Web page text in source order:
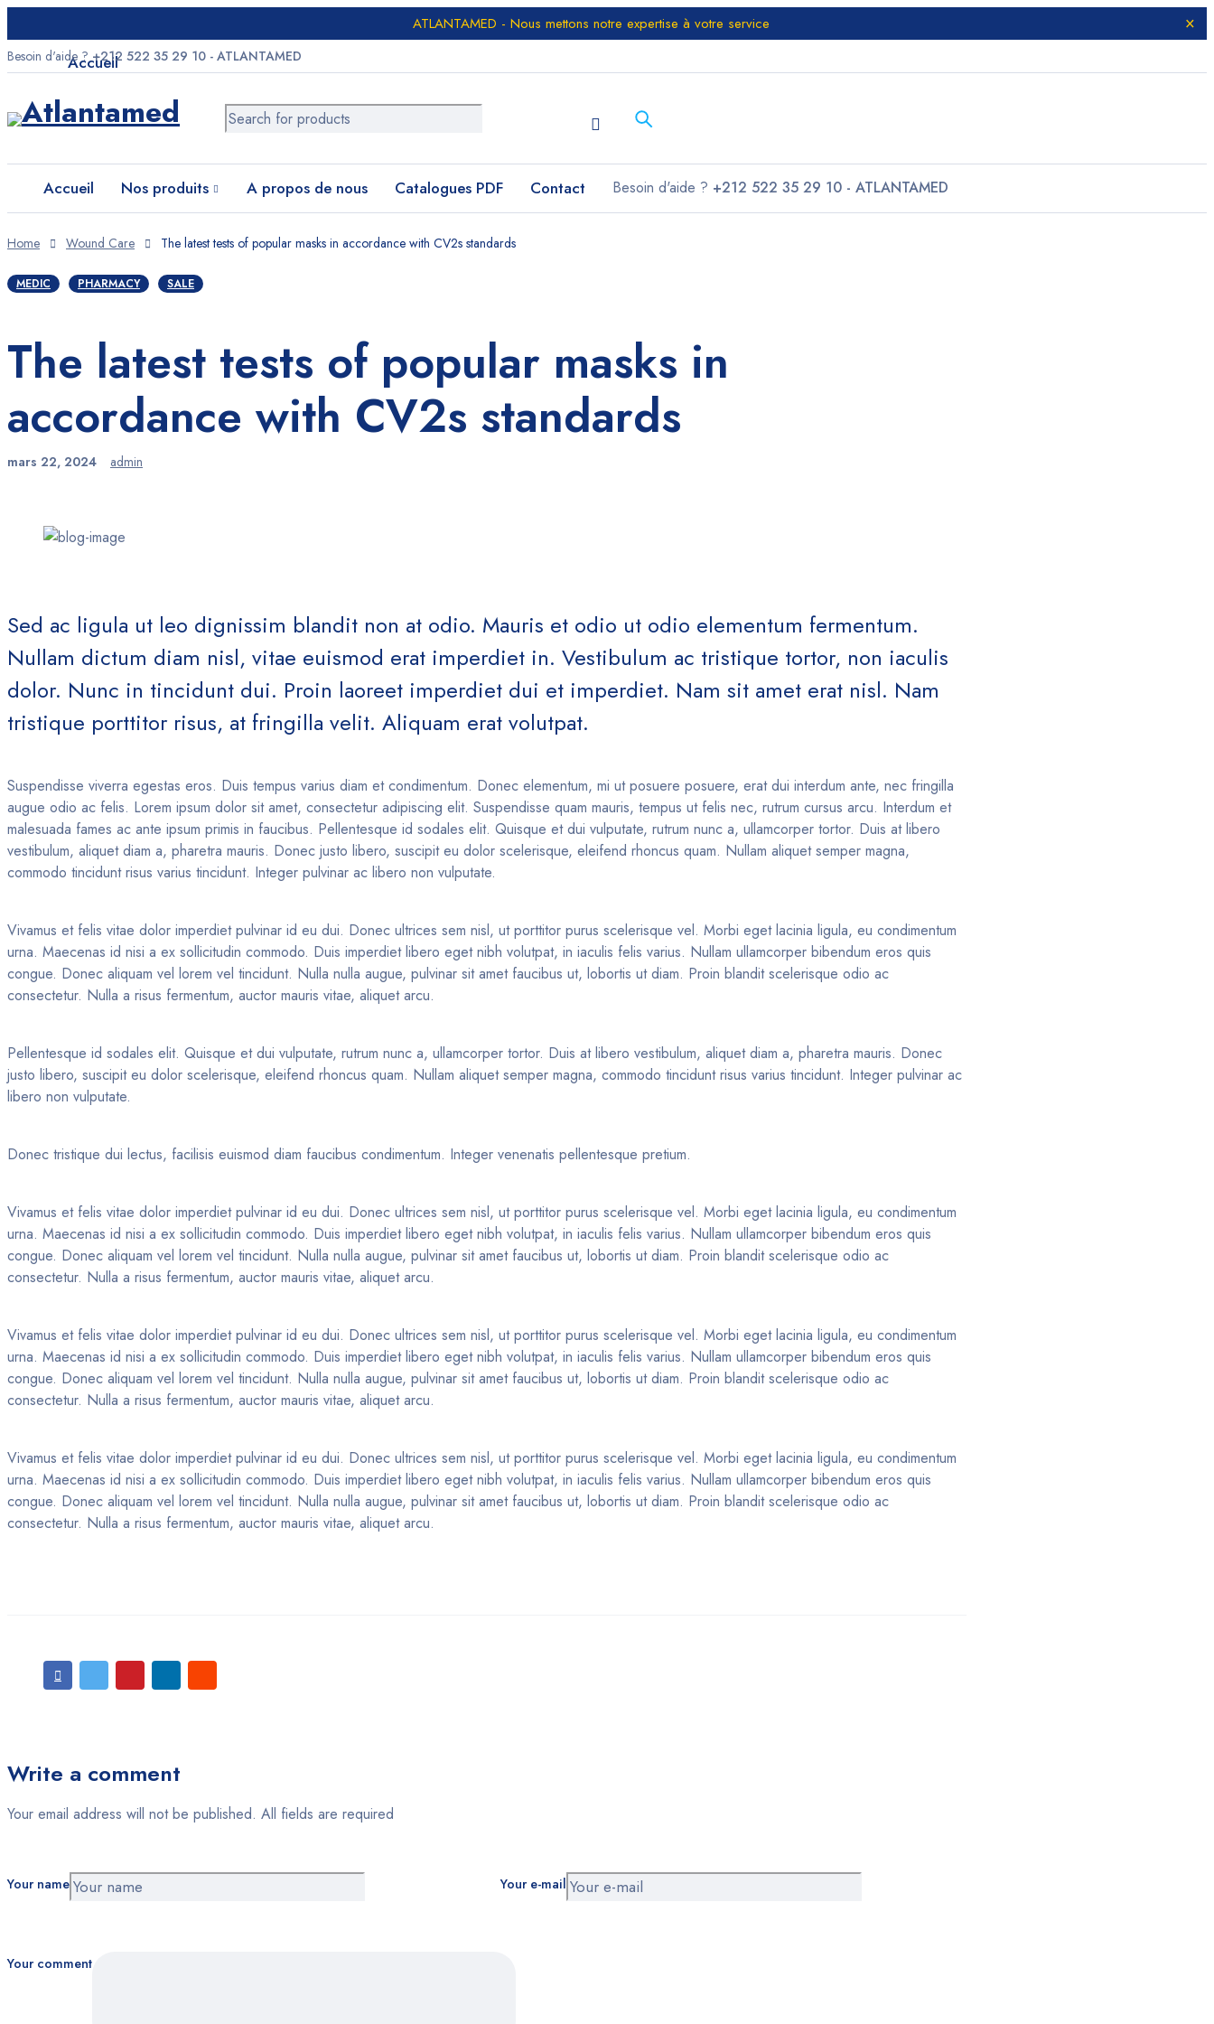
ATLANTAMED - Nous mettons notre expertise à votre service
Accueil
Nos produits
Catalogues PDF
Besoin d'aide ?+212 522 35 29 10 - ATLANTAMED
Besoin d'aide ?+212 522 35 29 10 - ATLANTAMED
Accueil Nos produits A propos de nous Catalogues PDF Contact Besoin d'aide ? +212 522 35 29 10 - ATLANTAMED
Home Wound Care The latest tests of popular masks in accordance with CV2s standards
MEDIC PHARMACY SALE
The latest tests of popular masks in
accordance with CV2s standards
mars 22, 2024 admin
Sed ac ligula ut leo dignissim blandit non at odio. Mauris et odio ut odio elementum fermentum.
Nullam dictum diam nisl, vitae euismod erat imperdiet in. Vestibulum ac tristique tortor, non iaculis
dolor. Nunc in tincidunt dui. Proin laoreet imperdiet dui et imperdiet. Nam sit amet erat nisl. Nam
tristique porttitor risus, at fringilla velit. Aliquam erat volutpat.
Suspendisse viverra egestas eros. Duis tempus varius diam et condimentum. Donec elementum, mi ut posuere posuere, erat dui interdum ante, nec fringilla
augue odio ac felis. Lorem ipsum dolor sit amet, consectetur adipiscing elit. Suspendisse quam mauris, tempus ut felis nec, rutrum cursus arcu. Interdum et
malesuada fames ac ante ipsum primis in faucibus. Pellentesque id sodales elit. Quisque et dui vulputate, rutrum nunc a, ullamcorper tortor. Duis at libero
vestibulum, aliquet diam a, pharetra mauris. Donec justo libero, suscipit eu dolor scelerisque, eleifend rhoncus quam. Nullam aliquet semper magna,
commodo tincidunt risus varius tincidunt. Integer pulvinar ac libero non vulputate.
Vivamus et felis vitae dolor imperdiet pulvinar id eu dui. Donec ultrices sem nisl, ut porttitor purus scelerisque vel. Morbi eget lacinia ligula, eu condimentum
urna. Maecenas id nisi a ex sollicitudin commodo. Duis imperdiet libero eget nibh volutpat, in iaculis felis varius. Nullam ullamcorper bibendum eros quis
congue. Donec aliquam vel lorem vel tincidunt. Nulla nulla augue, pulvinar sit amet faucibus ut, lobortis ut diam. Proin blandit scelerisque odio ac
consectetur. Nulla a risus fermentum, auctor mauris vitae, aliquet arcu.
Pellentesque id sodales elit. Quisque et dui vulputate, rutrum nunc a, ullamcorper tortor. Duis at libero vestibulum, aliquet diam a, pharetra mauris. Donec
justo libero, suscipit eu dolor scelerisque, eleifend rhoncus quam. Nullam aliquet semper magna, commodo tincidunt risus varius tincidunt. Integer pulvinar ac
libero non vulputate.
Donec tristique dui lectus, facilisis euismod diam faucibus condimentum. Integer venenatis pellentesque pretium.
Vivamus et felis vitae dolor imperdiet pulvinar id eu dui. Donec ultrices sem nisl, ut porttitor purus scelerisque vel. Morbi eget lacinia ligula, eu condimentum
urna. Maecenas id nisi a ex sollicitudin commodo. Duis imperdiet libero eget nibh volutpat, in iaculis felis varius. Nullam ullamcorper bibendum eros quis
congue. Donec aliquam vel lorem vel tincidunt. Nulla nulla augue, pulvinar sit amet faucibus ut, lobortis ut diam. Proin blandit scelerisque odio ac
consectetur. Nulla a risus fermentum, auctor mauris vitae, aliquet arcu.
Vivamus et felis vitae dolor imperdiet pulvinar id eu dui. Donec ultrices sem nisl, ut porttitor purus scelerisque vel. Morbi eget lacinia ligula, eu condimentum
urna. Maecenas id nisi a ex sollicitudin commodo. Duis imperdiet libero eget nibh volutpat, in iaculis felis varius. Nullam ullamcorper bibendum eros quis
congue. Donec aliquam vel lorem vel tincidunt. Nulla nulla augue, pulvinar sit amet faucibus ut, lobortis ut diam. Proin blandit scelerisque odio ac
consectetur. Nulla a risus fermentum, auctor mauris vitae, aliquet arcu.
Vivamus et felis vitae dolor imperdiet pulvinar id eu dui. Donec ultrices sem nisl, ut porttitor purus scelerisque vel. Morbi eget lacinia ligula, eu condimentum
urna. Maecenas id nisi a ex sollicitudin commodo. Duis imperdiet libero eget nibh volutpat, in iaculis felis varius. Nullam ullamcorper bibendum eros quis
congue. Donec aliquam vel lorem vel tincidunt. Nulla nulla augue, pulvinar sit amet faucibus ut, lobortis ut diam. Proin blandit scelerisque odio ac
consectetur. Nulla a risus fermentum, auctor mauris vitae, aliquet arcu.
Write a comment
Your email address will not be published. All fields are required
Your name Your e-mail
Your comment